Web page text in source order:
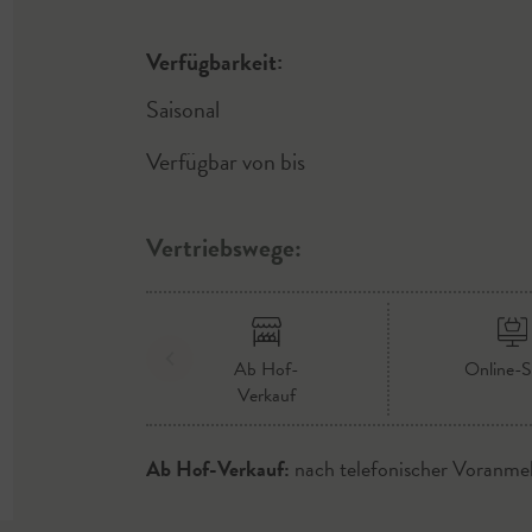
Verfügbarkeit:
Saisonal
Verfügbar von bis
Vertriebswege:
Ab Hof-
Verkauf
Online-
Ab Hof-Verkauf: nach telefonischer